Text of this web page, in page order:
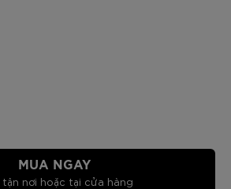
MUA NGAY
tận nơi hoặc tại cửa hàng